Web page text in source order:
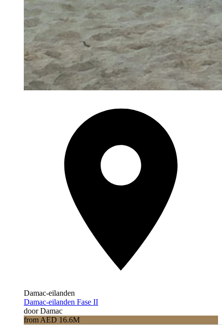
Damac-eilanden
Damac-eilanden Fase II
door Damac
from AED 16.6M